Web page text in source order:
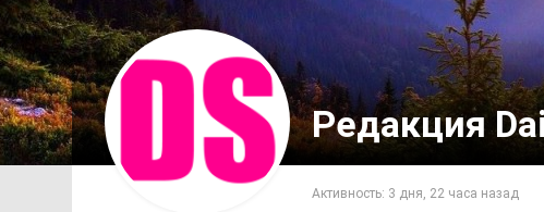
Редакция
Активность: 3 дня, 22 часа назад